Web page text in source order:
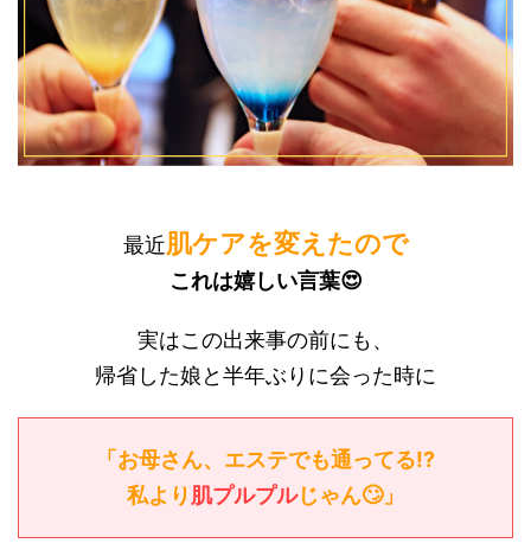
最近肌ケアを変えたので
これは嬉しい言葉😍
実はこの出来事の前にも、
帰省した娘と半年ぶりに会った時に
「お母さん、エステでも通ってる!?
私より肌プルプルじゃん🙄」